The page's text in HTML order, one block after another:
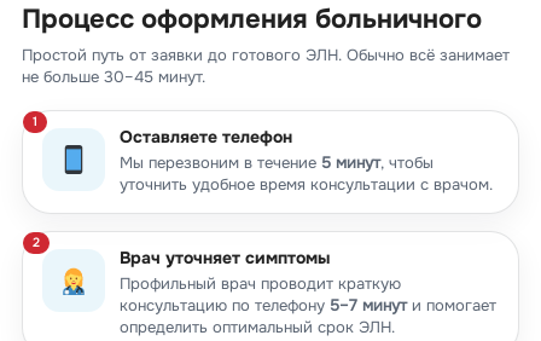
Процесс оформления больничного
Простой путь от заявки до готового ЭЛН. Обычно всё занимает
не больше 30–45 минут.
Оставляете телефон
Мы перезвоним в течение 5 минут, чтобы
уточнить удобное время консультации с врачом.
Врач уточняет симптомы
Профильный врач проводит краткую
консультацию по телефону 5–7 минути помогает
определить оптимальный срок ЭЛН.